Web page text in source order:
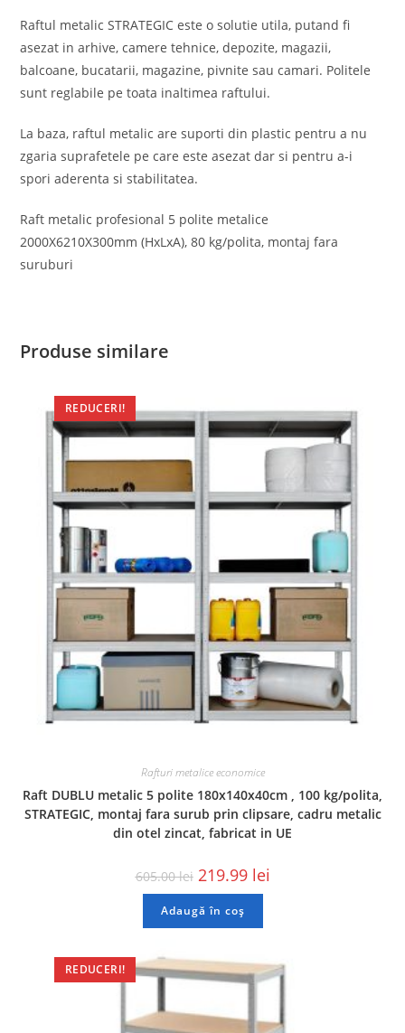
Raftul metalic STRATEGIC este o solutie utila, putand fi
asezat in arhive, camere tehnice, depozite, magazii,
balcoane, bucatarii, magazine, pivnite sau camari. Politele
sunt reglabile pe toata inaltimea raftului.
La baza, raftul metalic are suporti din plastic pentru a nu
zgaria suprafetele pe care este asezat dar si pentru a-i
spori aderenta si stabilitatea.
Raft metalic profesional 5 polite metalice
2000X6210X300mm (HxLxA), 80 kg/polita, montaj fara
suruburi
Produse similare
REDUCERI!
Rafturi metalice economice
Raft DUBLU metalic 5 polite 180x140x40cm , 100 kg/polita,
STRATEGIC, montaj fara surub prin clipsare, cadru metalic
din otel zincat, fabricat in UE
605.00lei 219.99 lei
Adaugă în coș
REDUCERI!